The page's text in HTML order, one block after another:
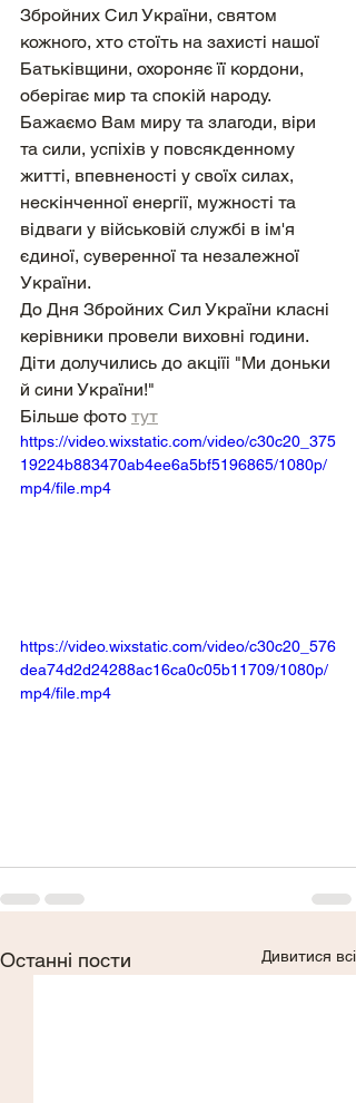
Збройних Сил України, святом
кожного, хто стоїть на захисті нашої
Батьківщини, охороняє її кордони,
оберігає мир та спокій народу.
Бажаємо Вам миру та злагоди, віри
та сили, успіхів у повсякденному
житті, впевненості у своїх силах,
нескінченної енергії, мужності та
відваги у військовій службі в ім'я
єдиної, суверенної та незалежної
України.
До Дня Збройних Сил України класні
керівники провели виховні години.
Діти долучились до акціїі "Ми доньки
й сини України!"
Більше фото тут
https://video.wixstatic.com/video/c30c20_375
19224b883470ab4ee6a5bf5196865/1080p/
mp4/file.mp4
https://video.wixstatic.com/video/c30c20_576
dea74d2d24288ac16ca0c05b11709/1080p/
mp4/file.mp4
Останні пости Дивитися всі